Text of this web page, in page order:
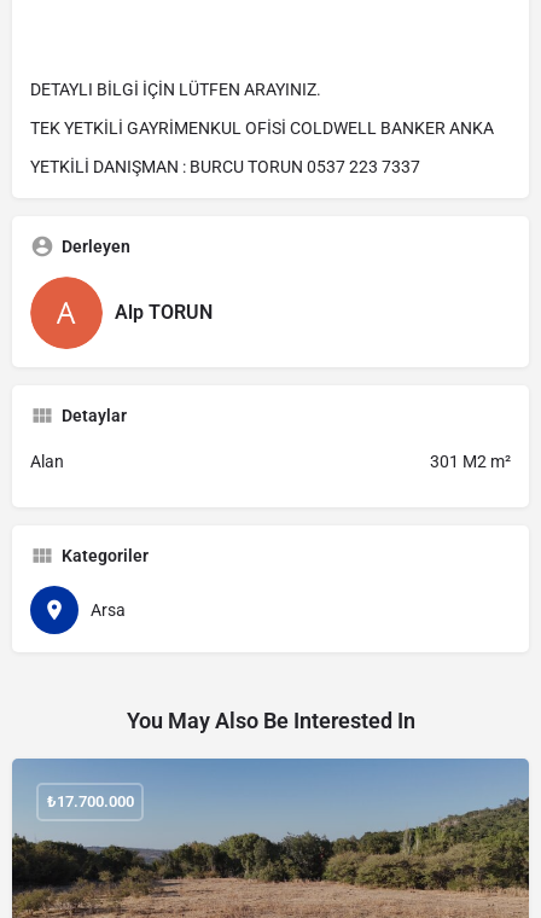
DETAYLI BİLGİ İÇİN LÜTFEN ARAYINIZ.
TEK YETKİLİ GAYRİMENKUL OFİSİ COLDWELL BANKER ANKA
YETKİLİ DANIŞMAN : BURCU TORUN 0537 223 7337
Derleyen
Alp TORUN
Detaylar
Alan 301 M2 m²
Kategoriler
Arsa
You May Also Be Interested In
₺17.700.000